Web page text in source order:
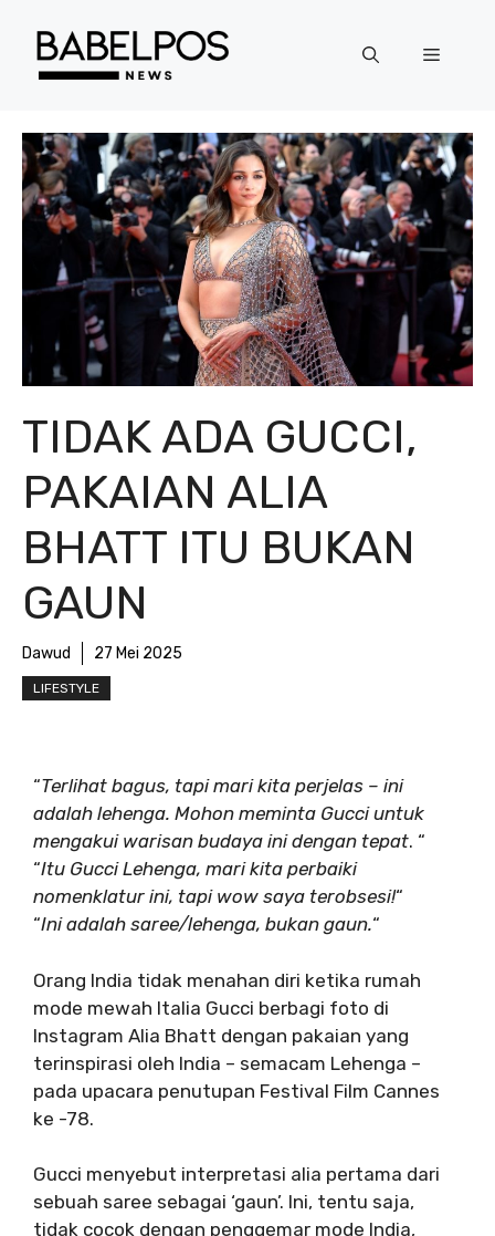
Menu
TIDAK ADA GUCCI,
PAKAIAN ALIA
BHATT ITU BUKAN
GAUN
Dawud 27 Mei 2025
LIFESTYLE
“Terlihat bagus, tapi mari kita perjelas – ini
adalah lehenga. Mohon meminta Gucci untuk
mengakui warisan budaya ini dengan tepat. “
“Itu Gucci Lehenga, mari kita perbaiki
nomenklatur ini, tapi wow saya terobsesi!“
“Ini adalah saree/lehenga, bukan gaun.“
Orang India tidak menahan diri ketika rumah
mode mewah Italia Gucci berbagi foto di
Instagram Alia Bhatt dengan pakaian yang
terinspirasi oleh India – semacam Lehenga –
pada upacara penutupan Festival Film Cannes
ke -78.
Gucci menyebut interpretasi alia pertama dari
sebuah saree sebagai ‘gaun’. Ini, tentu saja,
tidak cocok dengan penggemar mode India,